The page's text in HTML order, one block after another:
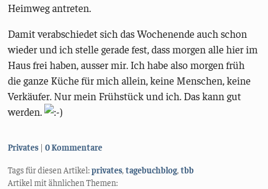
Heimweg antreten.
Damit verabschiedet sich das Wochenende auch schon
wieder und ich stelle gerade fest, dass morgen alle hier im
Haus frei haben, ausser mir. Ich habe also morgen früh
die ganze Küche für mich allein, keine Menschen, keine
Verkäufer. Nur mein Frühstück und ich. Das kann gut
werden.
Kategorien:
Privates 0 Kommentare
Tags für diesen Artikel:privates,tagebuchblog,tbb
Artikel mit ähnlichen Themen: